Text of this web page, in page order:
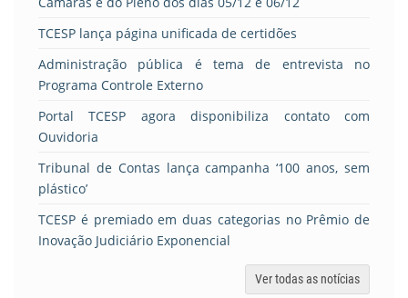
TCESP lança página unificada de certidões
Administração pública é tema de entrevista no
Programa Controle Externo
Portal TCESP agora disponibiliza contato com
Ouvidoria
Tribunal de Contas lança campanha ‘100 anos, sem
plástico’
TCESP é premiado em duas categorias no Prêmio de
Inovação Judiciário Exponencial
Ver todas as notícias